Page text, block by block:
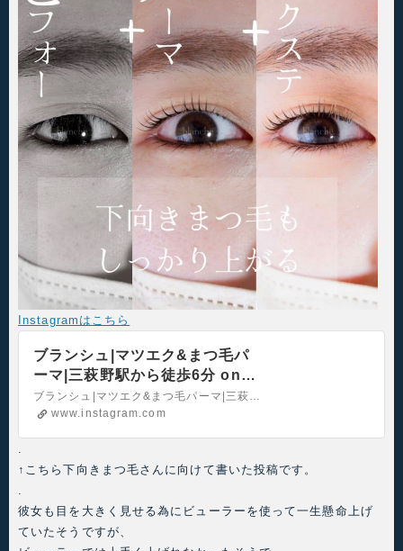
Instagramはこちら
ブランシュ|マツエク&まつ毛パ
ーマ|三萩野駅から徒歩6分 on
Instagram: “【下がりまつ毛は
パーマで上げてエクステでボリ
ュームアップ】下がりまつ毛の
目が小さく見えてしまいます。
クステよりまつ毛パーマ(当店で
はまつ毛カール)が向いていま
www.instagram.com
.
↑こちら下向きまつ毛さんに向けて書いた投稿です。
.
彼女も目を大きく見せる為にビューラーを使って一生懸命上げ
ていたそうですが、